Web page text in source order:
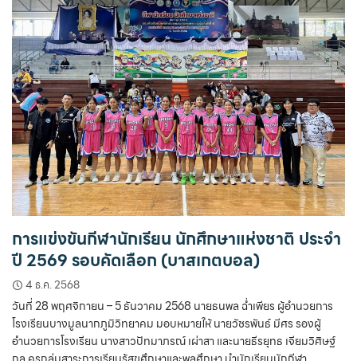
การแข่งขันกีฬานักเรียน นักศึกษาแห่งชาติ ประจำ
ปี 2569 รอบคัดเลือก (บาสเกตบอล)
4 ธ.ค. 2568
วันที่ 28 พฤศจิกายน – 5 ธันวาคม 2568 นายธนพล ฉ่ำเพียร ผู้อำนวยการ
โรงเรียนบางมูลนากภูมิวิทยาคม มอบหมายให้ นายวัชรพันธ์ มีศร รองผู้
อำนวยการโรงเรียน นางสาวปัทมาภรณ์ เผ่าสา และนายธีรยุทธ เจียมวิศิษฐ์